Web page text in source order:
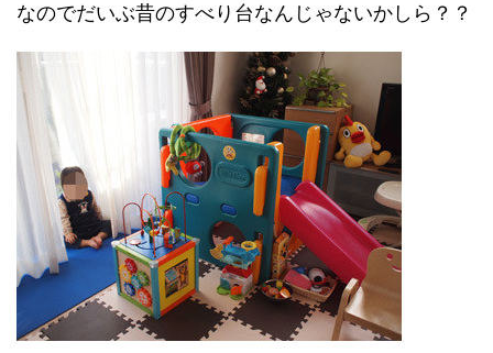
なのでだいぶ昔のすべり台なんじゃないかしら？？